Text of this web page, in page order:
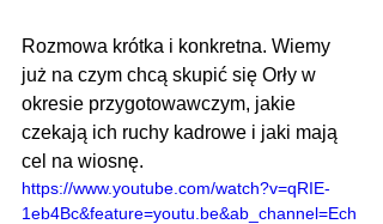
Rozmowa krótka i konkretna. Wiemy
już na czym chcą skupić się Orły w
okresie przygotowawczym, jakie
czekają ich ruchy kadrowe i jaki mają
cel na wiosnę.
https://www.youtube.com/watch?v=qRIE-
1eb4Bc&feature=youtu.be&ab_channel=Ech